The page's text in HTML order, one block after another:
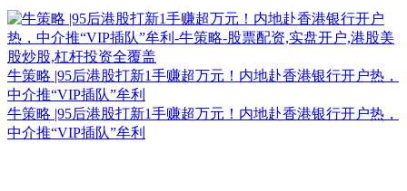
牛策略 |95后港股打新1手赚超万元！内地赴香港银行开户热，
中介推“VIP插队”牟利
牛策略 |95后港股打新1手赚超万元！内地赴香港银行开户热，
中介推“VIP插队”牟利